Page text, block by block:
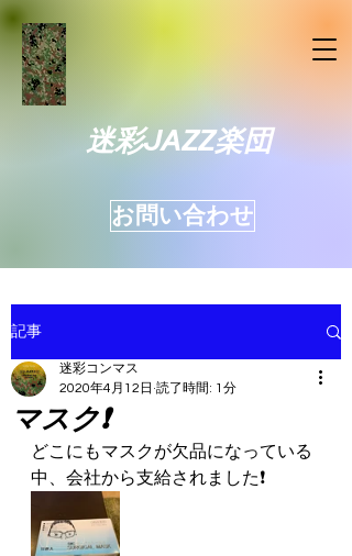
迷彩JAZZ楽団
お問い合わせ
記事
マスク❗️
迷彩コンマス
2020年4月12日 読了時間: 1分
どこにもマスクが欠品になっている
中、会社から支給されました❗️